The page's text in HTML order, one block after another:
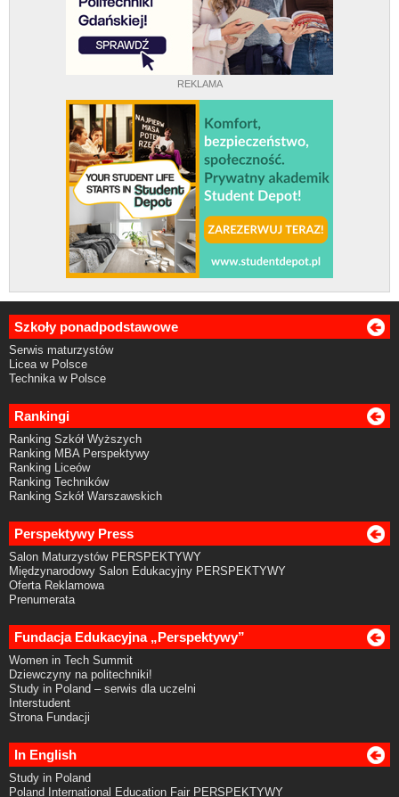
REKLAMA
Szkoły ponadpodstawowe
Serwis maturzystów
Licea w Polsce
Technika w Polsce
Rankingi
Ranking Szkół Wyższych
Ranking MBA Perspektywy
Ranking Liceów
Ranking Techników
Ranking Szkół Warszawskich
Perspektywy Press
Salon Maturzystów PERSPEKTYWY
Międzynarodowy Salon Edukacyjny PERSPEKTYWY
Oferta Reklamowa
Prenumerata
Fundacja Edukacyjna „Perspektywy”
Women in Tech Summit
Dziewczyny na politechniki!
Study in Poland – serwis dla uczelni
Interstudent
Strona Fundacji
In English
Study in Poland
Poland International Education Fair PERSPEKTYWY